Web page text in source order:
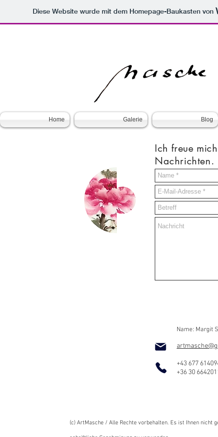
Diese Website wurde mit dem Homepage-Baukasten von
Home Galerie Blog
Ich freue
Nachrichten.
Name: Margit
artmasche@g
+43 677
+36 30
(c) ArtMasche / Alle Rechte vorbehalten. Es ist Ihnen nicht